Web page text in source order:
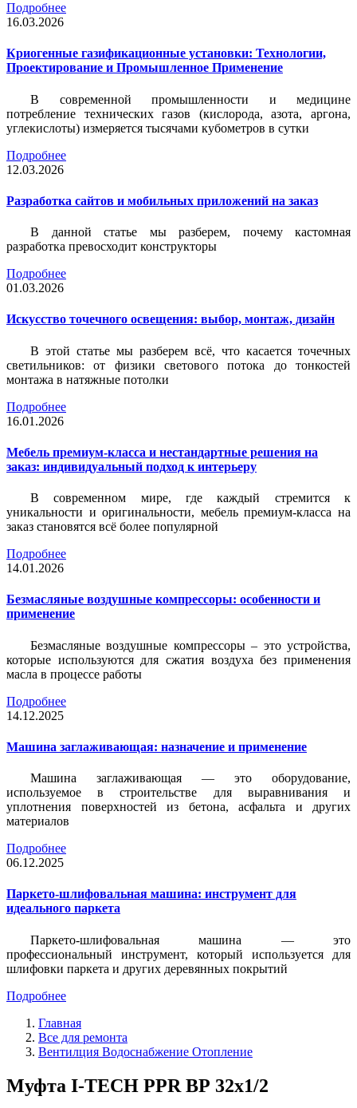
Подробнее
16.03.2026
Криогенные газификационные установки: Технологии,
Проектирование и Промышленное Применение
В современной промышленности и медицине
потребление технических газов (кислорода, азота, аргона,
углекислоты) измеряется тысячами кубометров в сутки
Подробнее
12.03.2026
Разработка сайтов и мобильных приложений на заказ
В данной статье мы разберем, почему кастомная
разработка превосходит конструкторы
Подробнее
01.03.2026
Искусство точечного освещения: выбор, монтаж, дизайн
В этой статье мы разберем всё, что касается точечных
светильников: от физики светового потока до тонкостей
монтажа в натяжные потолки
Подробнее
16.01.2026
Мебель премиум-класса и нестандартные решения на
заказ: индивидуальный подход к интерьеру
В современном мире, где каждый стремится к
уникальности и оригинальности, мебель премиум-класса на
заказ становятся всё более популярной
Подробнее
14.01.2026
Безмасляные воздушные компрессоры: особенности и
применение
Безмасляные воздушные компрессоры – это устройства,
которые используются для сжатия воздуха без применения
масла в процессе работы
Подробнее
14.12.2025
Машина заглаживающая: назначение и применение
Машина заглаживающая — это оборудование,
используемое в строительстве для выравнивания и
уплотнения поверхностей из бетона, асфальта и других
материалов
Подробнее
06.12.2025
Паркето-шлифовальная машина: инструмент для
идеального паркета
Паркето-шлифовальная машина — это
профессиональный инструмент, который используется для
шлифовки паркета и других деревянных покрытий
Подробнее
Главная
Все для ремонта
Вентилция Водоснабжение Отопление
Муфта I-TECH PPR ВР 32x1/2